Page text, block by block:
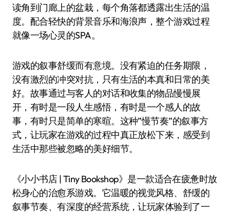
读角到门廊上的盆栽，每个角落都透露出生活的温
度。配合轻快的背景音乐和海浪声，整个游戏过程
就像一场心灵的SPA。
游戏的叙事舒缓而有意境。没有紧迫的任务期限，
没有激烈的冲突对抗，只有生活的本真和日常的美
好。故事通过与客人的对话和收集的物品慢慢展
开，有时是一段人生感悟，有时是一个感人的故
事，有时只是简单的寒暄。这种”慢节奏”的叙事方
式，让玩家在游戏的过程中真正放松下来，感受到
生活中那些被忽略的美好细节。
《小小书店 | Tiny Bookshop》是一款适合在疲惫时放
松身心的治愈系游戏。它温暖的视觉风格、舒缓的
叙事节奏、有深度的经营系统，让玩家体验到了一